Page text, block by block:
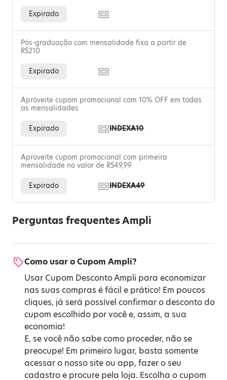
Expirado
Pós-graduação com mensalidade fixa a partir de
R$210
Expirado
Aproveite cupom promocional com 10% OFF em todas
as mensalidades
Expirado INDEXA10
Aproveite cupom promocional com primeira
mensalidade no valor de R$49,99
Expirado INDEXA49
Perguntas frequentes Ampli
Como usar o Cupom Ampli?
Usar Cupom Desconto Ampli para economizar
nas suas compras é fácil e prático! Em poucos
cliques, já será possível confirmar o desconto do
cupom escolhido por você e, assim, a sua
economia!
E, se você não sabe como proceder, não se
preocupe! Em primeiro lugar, basta somente
acessar o nosso site ou app, fazer o seu
cadastro e procure pela loja. Escolha o cupom